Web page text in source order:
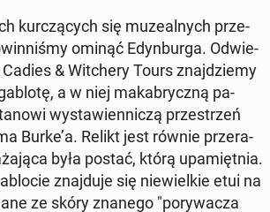
kur­czą­cych się mu­ze­al­nych prze­
ominąć Edyn­bur­ga. Od­wie­
& Wit­che­ry Tours znaj­dzie­my
a w niej ma­ka­brycz­ną pa­
wy­sta­wien­ni­czą prze­strzeń
Burke’a. Relikt jest równie prze­ra­
była postać, którą upa­mięt­nia.
znaj­du­je się nie­wiel­kie etui na
ze skóry znanego "po­ry­wa­cza